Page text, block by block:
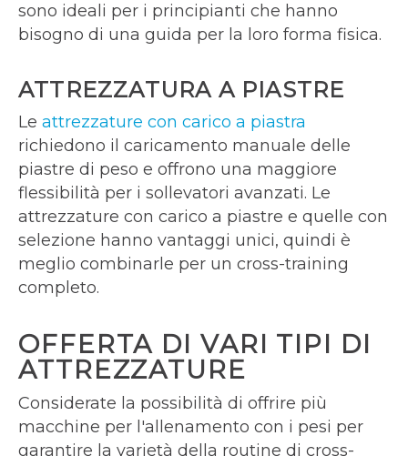
sono ideali per i principianti che hanno
bisogno di una guida per la loro forma fisica.
ATTREZZATURA A PIASTRE
Le attrezzature con carico a piastra
richiedono il caricamento manuale delle
piastre di peso e offrono una maggiore
flessibilità per i sollevatori avanzati. Le
attrezzature con carico a piastre e quelle con
selezione hanno vantaggi unici, quindi è
meglio combinarle per un cross-training
completo.
OFFERTA DI VARI TIPI DI
ATTREZZATURE
Considerate la possibilità di offrire più
macchine per l'allenamento con i pesi per
garantire la varietà della routine di cross-